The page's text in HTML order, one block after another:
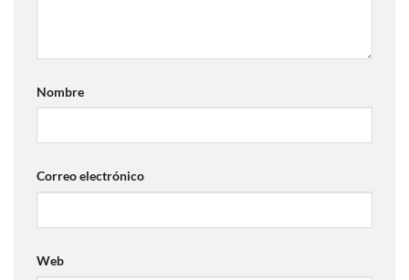
Nombre
Correo electrónico
Web